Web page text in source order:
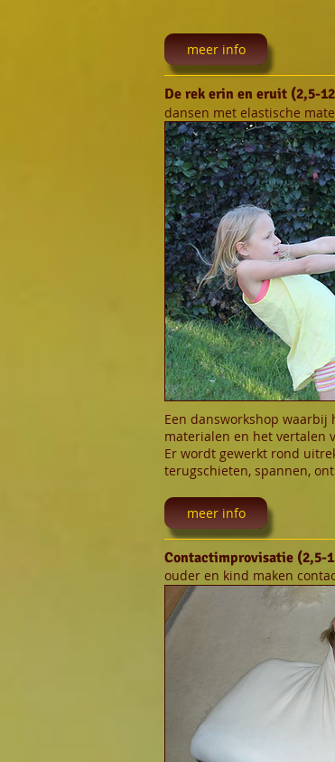
meer info
De rek erin en eruit (2,5-
dansen met elastische
Een dansworkshop waarbij
materialen en het vertalen
Er wordt gewerkt rond
terugschieten, spannen,
meer info
Contactimprovisatie (2,5-
ouder en kind maken